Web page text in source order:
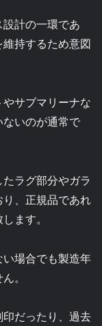
計の一環であ
持するため意図
サブマリーナな
いのが通常で
ラグ部分やガラ
、正規品であれ
ます。
場合でも製造年
。
だったり、過去